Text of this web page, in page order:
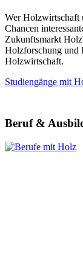
Wer Holzwirtschaft
Chancen
Zukunftsmarkt
Holzforschung und
Holzwirtschaft.
Studiengänge mit
Beruf &